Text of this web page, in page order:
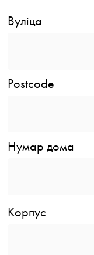
Вуліца
Postcode
Нумар дома
Корпус